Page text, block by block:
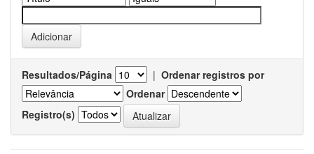
Resultados/Página | Ordenar registros por
Ordenar
Registro(s)